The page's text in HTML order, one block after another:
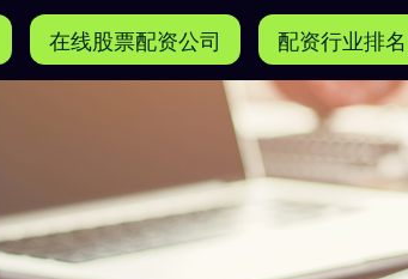
在线股票配资公司 配资行业排名